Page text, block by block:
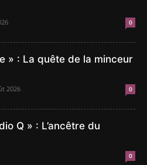
0
» : La quête de la minceur
2026 0
Q » : L’ancêtre du
0